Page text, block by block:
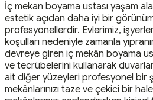
İç mekan boyama ustası yaşam
estetik açıdan daha iyi bir
profesyonellerdir. Evlerimiz,
koşulları nedeniyle zamanla
devreye giren iç mekân boyama
ve tecrübelerini kullanarak
ait diğer yüzeyleri profesyonel bir
mekânlarınızı taze ve çekici bir